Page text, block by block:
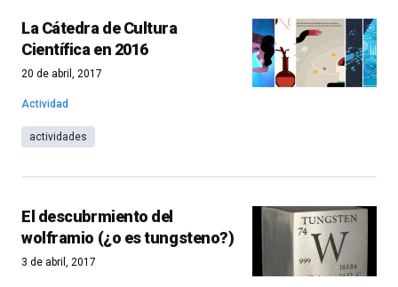
La Cátedra de Cultura
Científica en 2016
20 de abril, 2017
Actividad
actividades
El descubrmiento del
wolframio (¿o es tungsteno?)
3 de abril, 2017